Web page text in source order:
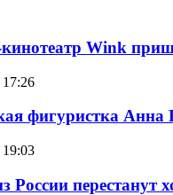
Wink
17:26
фигуристка
19:03
России перестанут